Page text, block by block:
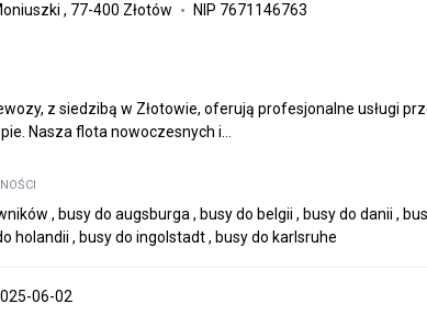
, 77-400 Złotów NIP 7671146763
z siedzibą w Złotowie, oferują profesjonalne usługi
Nasza flota nowoczesnych i...
, busy do augsburga , busy do belgii , busy do danii ,
holandii , busy do ingolstadt , busy do karlsruhe
06-02